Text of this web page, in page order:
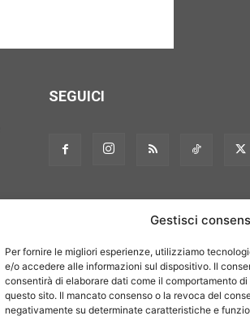
Gestisci
Per fornire le migliori esperienze, utilizziamo
e/o accedere alle informazioni sul dispositivo. Il
consentirà di elaborare dati come il comportamento
questo sito. Il mancato consenso o la revoca del
negativamente su determinate caratteristiche e
SEGUICI
Collabora con noi Pubblicità Privacy policy